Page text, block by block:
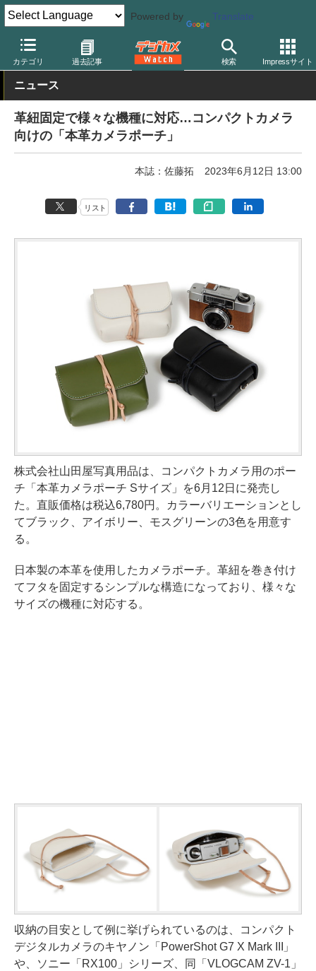
Powered by Translate
カテゴリ 過去記事 検索 Impressサイト
デジカメ Watch 撮影用品 ボディケース
ニュース
革紐固定で様々な機種に対応…コンパクトカメラ
向けの「本革カメラポーチ」
本誌：佐藤拓 2023年6月12日 13:00
リスト
株式会社山田屋写真用品は、コンパクトカメラ用のポー
チ「本革カメラポーチ Sサイズ」を6月12日に発売し
た。直販価格は税込6,780円。カラーバリエーションとし
てブラック、アイボリー、モスグリーンの3色を用意す
る。
日本製の本革を使用したカメラポーチ。革紐を巻き付け
てフタを固定するシンプルな構造になっており、様々な
サイズの機種に対応する。
収納の目安として例に挙げられているのは、コンパクト
デジタルカメラのキヤノン「PowerShot G7 X Mark III」
や、ソニー「RX100」シリーズ、同「VLOGCAM ZV-1」